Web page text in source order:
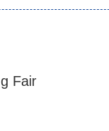
Fair